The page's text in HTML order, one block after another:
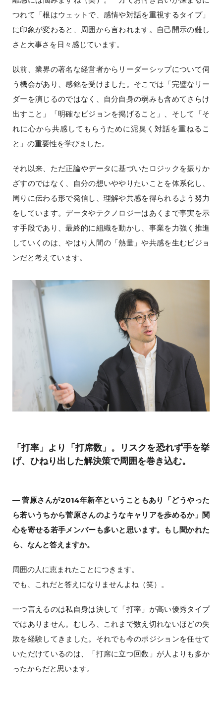
つれて「根はウェットで、感情や対話を重視するタイプ」
に印象が変わると、周囲から言われます。自己開示の難し
さと大事さを日々感じています。
以前、業界の著名な経営者からリーダーシップについて伺
う機会があり、感銘を受けました。そこでは「完璧なリー
ダーを演じるのではなく、自分自身の弱みも含めてさらけ
出すこと」「明確なビジョンを掲げること」、そして「そ
れに心から共感してもらうために泥臭く対話を重ねるこ
と」の重要性を学びました。
それ以来、ただ正論やデータに基づいたロジックを振りか
ざすのではなく、自分の想いややりたいことを体系化し、
周りに伝わる形で発信し、理解や共感を得られるよう努力
をしています。データやテクノロジーはあくまで事実を示
す手段であり、最終的に組織を動かし、事業を力強く推進
していくのは、やはり人間の「熱量」や共感を生むビジョ
ンだと考えています。
「打率」より「打席数」。リスクを恐れず手を挙
げ、ひねり出した解決策で周囲を巻き込む。
― 菅原さんが2014年新卒ということもあり「どうやった
ら若いうちから菅原さんのようなキャリアを歩めるか」関
心を寄せる若手メンバーも多いと思います。もし聞かれた
ら、なんと答えますか。
周囲の人に恵まれたことにつきます。
でも、これだと答えになりませんよね（笑）。
一つ言えるのは私自身は決して「打率」が高い優秀タイプ
ではありません。むしろ、これまで数え切れないほどの失
敗を経験してきました。それでも今のポジションを任せて
いただけているのは、「打席に立つ回数」が人よりも多か
ったからだと思います。